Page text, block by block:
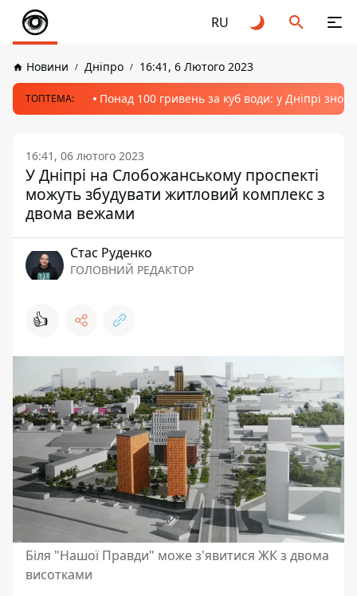
RU
Новини Дніпро 16:41, 6 Лютого 2023
ТОПТЕМА: Понад 100 гривень за куб води: у Дніпрі
16:41, 06 лютого 2023
У Дніпрі на Слобожанському проспекті
можуть збудувати житловий комплекс з
двома вежами
Стас Руденко
ГОЛОВНИЙ РЕДАКТОР
👍
Біля "Нашої Правди" може з'явитися ЖК з двома
висотками